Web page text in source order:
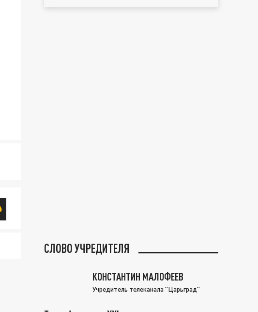
СЛОВО УЧРЕДИТЕЛЯ
КОНСТАНТИН МАЛОФЕЕВ
Учредитель телеканала "Царьград"